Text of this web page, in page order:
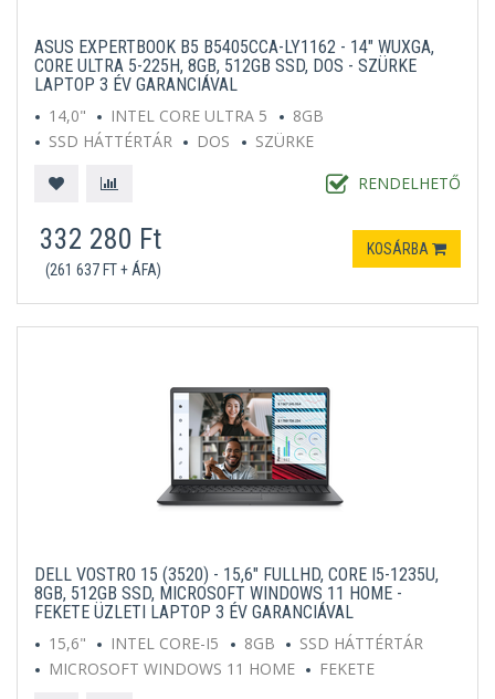
ASUS EXPERTBOOK B5 B5405CCA-LY1162 - 14" WUXGA,
CORE ULTRA 5-225H, 8GB, 512GB SSD, DOS - SZÜRKE
LAPTOP 3 ÉV GARANCIÁVAL
14,0"
INTEL CORE ULTRA 5
8GB
SSD HÁTTÉRTÁR
DOS SZÜRKE
RENDELHETŐ
332 280 Ft
(261 637 FT + ÁFA)
KOSÁRBA
DELL VOSTRO 15 (3520) - 15,6" FULLHD, CORE I5-1235U,
8GB, 512GB SSD, MICROSOFT WINDOWS 11 HOME -
FEKETE ÜZLETI LAPTOP 3 ÉV GARANCIÁVAL
15,6"
INTEL CORE-I5 8GB
SSD HÁTTÉRTÁR
MICROSOFT WINDOWS 11 HOME
FEKETE